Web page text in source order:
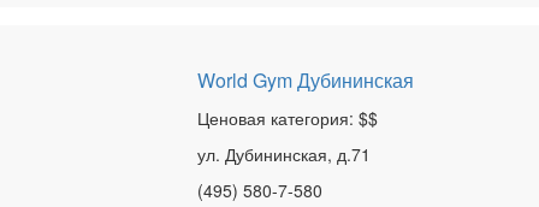
World Gym Дубининская
Ценовая категория: $$
ул. Дубининская, д.71
(495) 580-7-580